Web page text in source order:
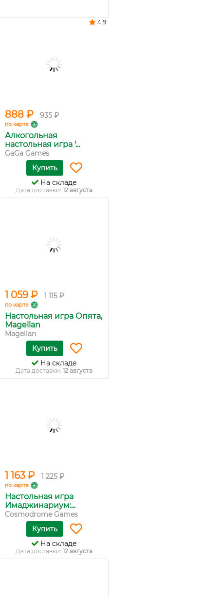
888 ₽ 935 ₽
по карте
Алкогольная
настольная игра '...
GaGa Games
4.9
Купить
На складе
Дата доставки: 12 августа
1 059 ₽ 1 115 ₽
по карте
Настольная игра Опята,
Мagellan
Magellan
Купить
На складе
Дата доставки: 12 августа
1 163 ₽ 1 225 ₽
по карте
Настольная игра
Имаджинариум:...
Cosmodrome Games
Купить
На складе
Дата доставки: 12 августа